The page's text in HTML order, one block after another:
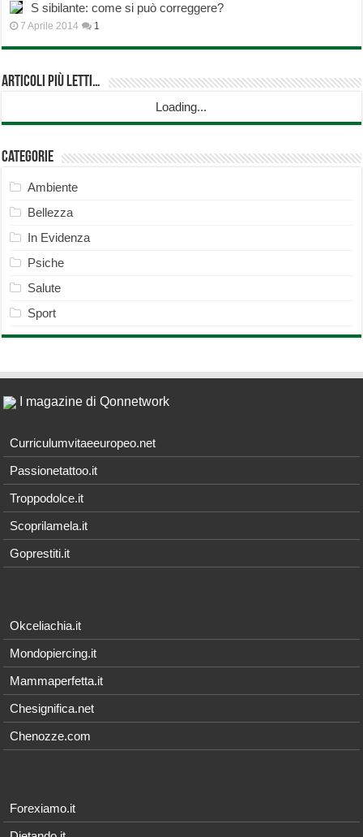
S sibilante: come si può correggere?
7 Aprile 2014 1
Articoli più Letti…
Loading...
Categorie
Ambiente
Bellezza
In Evidenza
Psiche
Salute
Sport
I magazine di Qonnetwork
Curriculumvitaeeuropeo.net
Passionetattoo.it
Troppodolce.it
Scoprilamela.it
Goprestiti.it
Okceliachia.it
Mondopiercing.it
Mammaperfetta.it
Chesignifica.net
Chenozze.com
Forexiamo.it